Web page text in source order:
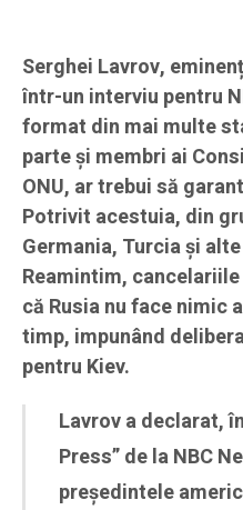
Serghei Lavrov,
într-un interviu pentru
format din mai multe
parte și membri ai
ONU, ar trebui să
Potrivit acestuia, din
Germania, Turcia și
Reamintim,
că Rusia nu face nimic
timp, impunând
pentru Kiev.
Lavrov a declarat,
Press” de la NBC
președintele